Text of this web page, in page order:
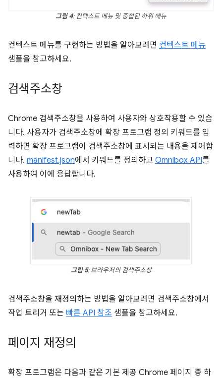
그림 4: 컨텍스트 메뉴 및 중첩된 하위 메뉴
컨텍스트 메뉴를 구현하는 방법을 알아보려면 컨텍스트 메뉴
샘플을 참고하세요.
검색주소창
Chrome 검색주소창을 사용하여 사용자와 상호작용할 수 있습
니다. 사용자가 검색주소창에 확장 프로그램 정의 키워드를 입
력하면 확장 프로그램이 검색주소창에 표시되는 내용을 제어합
니다. manifest.json에서 키워드를 정의하고 Omnibox API를
사용하여 이에 응답합니다.
그림 5: 브라우저의 검색주소창
검색주소창을 재정의하는 방법을 알아보려면 검색주소창에서
작업 트리거 또는 빠른 API 참조 샘플을 참고하세요.
페이지 재정의
확장 프로그램은 다음과 같은 기본 제공 Chrome 페이지 중 하